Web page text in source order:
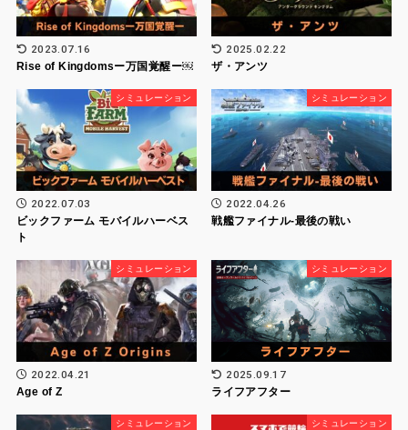
2023.07.16
Rise of Kingdomsー万国覚醒ー￼
2025.02.22
ザ・アンツ
シミュレーション
2022.07.03
ビックファーム モバイルハーベス
ト
シミュレーション
2022.04.26
戦艦ファイナル-最後の戦い
シミュレーション
2022.04.21
Age of Z
シミュレーション
2025.09.17
ライフアフター
シミュレーション シミュレーション